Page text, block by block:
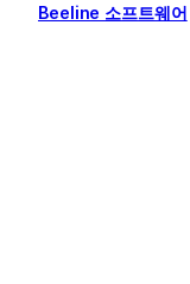
Beeline 소프트웨어